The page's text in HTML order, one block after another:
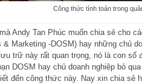
Công thức tính toán trong
Andy Tan Phúc muốn chia sẻ cho
& Marketing -DOSM) hay những chủ
trữ này rất quan trọng, nó là con số
DOSM hay chủ doanh nghiệp bỏ
đến công thức này. Nay xin chia sẻ